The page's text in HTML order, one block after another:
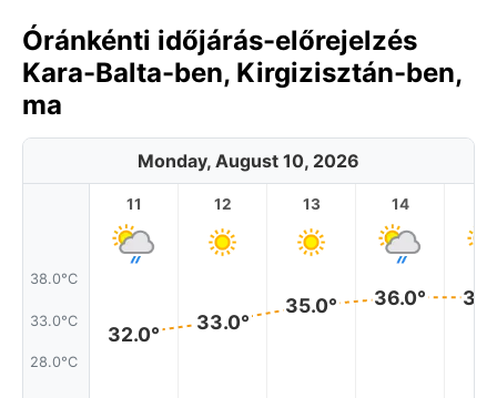
Óránkénti időjárás-előrejelzés
Kara-Balta-ben, Kirgizisztán-ben,
ma
Monday, August 10, 2026
38.0°C
33.0°C
28.0°C
11
32.0°
12
33.0°
13
35.0°
14
36.0°